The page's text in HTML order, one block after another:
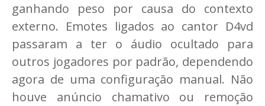
ganhando peso por causa do contexto
externo. Emotes ligados ao cantor D4vd
passaram a ter o áudio ocultado para
outros jogadores por padrão, dependendo
agora de uma configuração manual. Não
houve anúncio chamativo ou remoção